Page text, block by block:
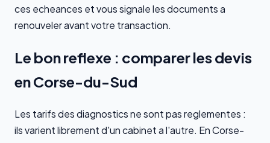
ces echeances et vous signale les documents a
renouveler avant votre transaction.
Le bon reflexe : comparer les devis
en Corse-du-Sud
Les tarifs des diagnostics ne sont pas reglementes :
ils varient librement d'un cabinet a l'autre. En Corse-